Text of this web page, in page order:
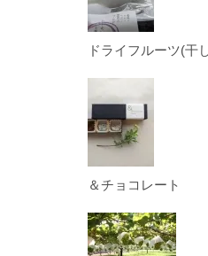
ドライフルーツ(干
＆チョコレート